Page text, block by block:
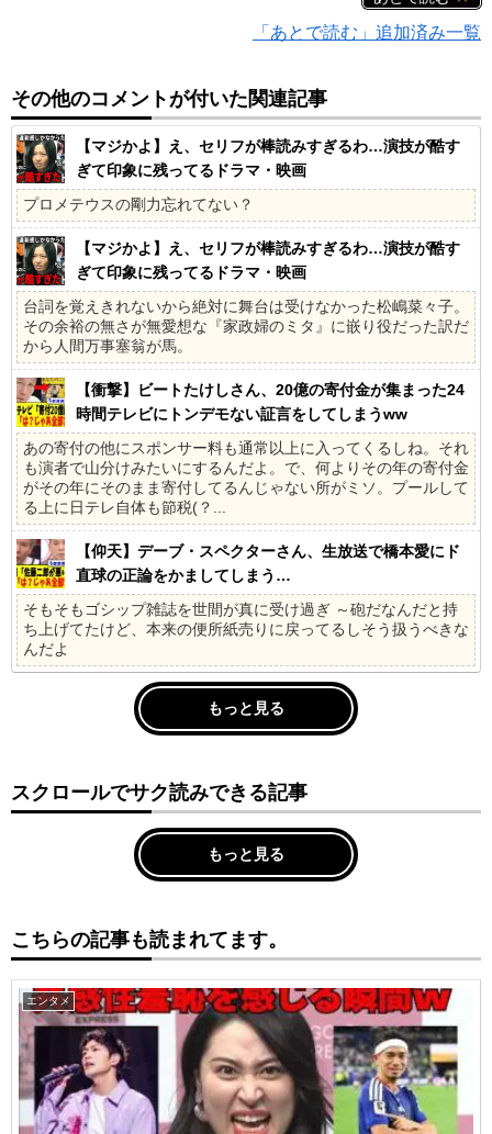
「あとで読む」追加済み一覧
その他のコメントが付いた関連記事
【マジかよ】え、セリフが棒読みすぎるわ…演技が酷す
ぎて印象に残ってるドラマ・映画
プロメテウスの剛力忘れてない？
【マジかよ】え、セリフが棒読みすぎるわ…演技が酷す
ぎて印象に残ってるドラマ・映画
台詞を覚えきれないから絶対に舞台は受けなかった松嶋菜々子。
その余裕の無さが無愛想な『家政婦のミタ』に嵌り役だった訳だ
から人間万事塞翁が馬。
【衝撃】ビートたけしさん、20億の寄付金が集まった24
時間テレビにトンデモない証言をしてしまうww
あの寄付の他にスポンサー料も通常以上に入ってくるしね。それ
も演者で山分けみたいにするんだよ。で、何よりその年の寄付金
がその年にそのまま寄付してるんじゃない所がミソ。プールして
る上に日テレ自体も節税(？...
【仰天】デーブ・スペクターさん、生放送で橋本愛にド
直球の正論をかましてしまう…
そもそもゴシップ雑誌を世間が真に受け過ぎ ～砲だなんだと持
ち上げてたけど、本来の便所紙売りに戻ってるしそう扱うべきな
んだよ
もっと見る
スクロールでサク読みできる記事
もっと見る
こちらの記事も読まれてます。
エンタメ